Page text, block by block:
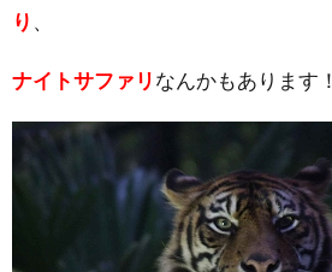
り 、
ナイトサファリなんかもあります！